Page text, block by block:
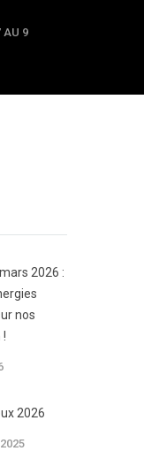
AU 9
2026 :
nos
2026